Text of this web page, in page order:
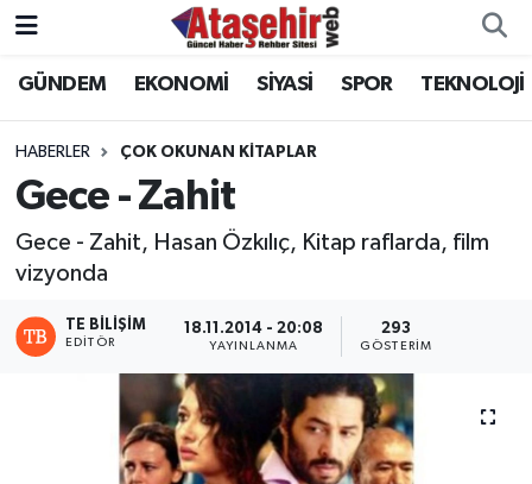
GÜNDEM EKONOMİ SİYASİ SPOR TEKNOLOJİ
HABERLER ÇOK OKUNAN KITAPLAR
Gece - Zahit
Gece - Zahit, Hasan Özkılıç, Kitap raflarda, film
vizyonda
TE BILIŞIM
EDITÖR
18.11.2014 - 20:08
YAYINLANMA
293
GÖSTERIM
Hava Durumu
Trafik Durumu
Süper Lig Puan Durumu ve Fikstür
Tüm Manşetler
Son Dakika Haberleri
Haber Arşivi